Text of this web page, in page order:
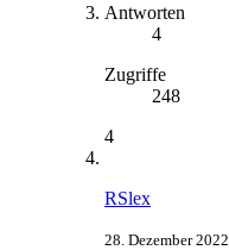
Antworten
4
Zugriffe
248
4
RSlex
28. Dezember 2022